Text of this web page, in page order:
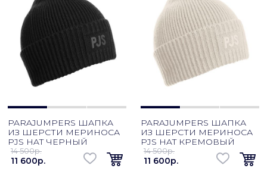
PARAJUMPERS ШАПКА
ИЗ ШЕРСТИ МЕРИНОСА
PJS HAT ЧЕРНЫЙ
14 500p.
11 600p.
PARAJUMPERS ШАПКА
ИЗ ШЕРСТИ МЕРИНОСА
PJS HAT КРЕМОВЫЙ
14 500p.
11 600p.